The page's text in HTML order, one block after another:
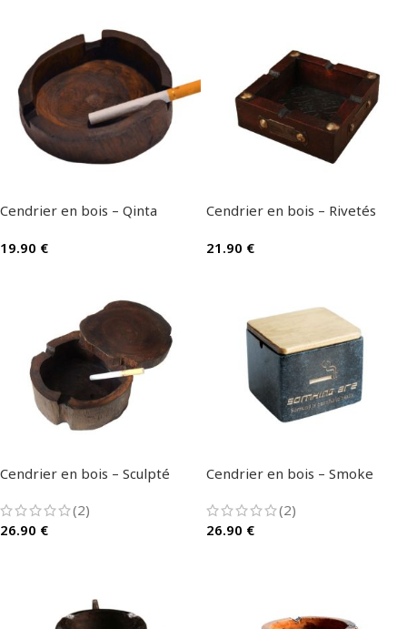
Cendrier en bois – Qinta
19.90 €
Cendrier en bois – Rivetés
21.90 €
Cendrier en bois – Sculpté
(2)
26.90 €
Cendrier en bois – Smoke
(2)
26.90 €